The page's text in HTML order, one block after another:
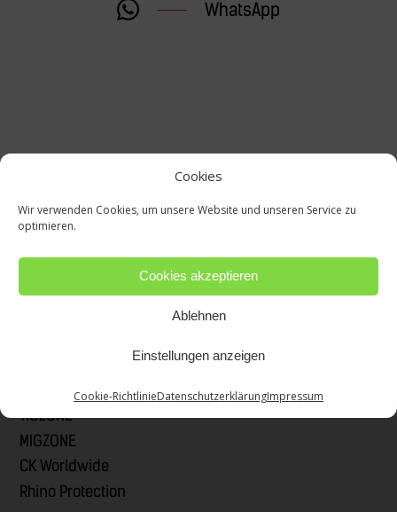
Cookies
Wir verwenden Cookies, um unsere Website und unseren Service zu
optimieren.
Cookies akzeptieren
Ablehnen
Einstellungen anzeigen
Cookie-RichtlinieDatenschutzerklärungImpressum
WhatsApp
TIGZONE
MIGZONE
CK Worldwide
Rhino Protection